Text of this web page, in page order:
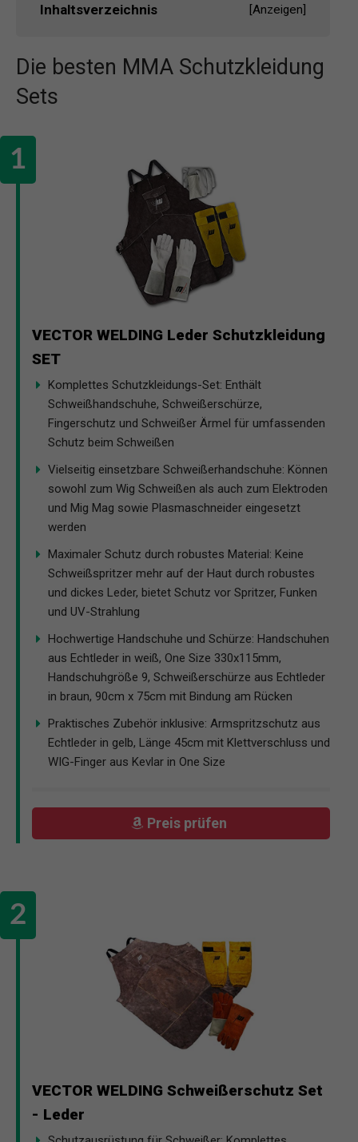
Inhaltsverzeichnis [Anzeigen]
Die besten MMA Schutzkleidung
Sets
VECTOR WELDING Leder Schutzkleidung
SET
Komplettes Schutzkleidungs-Set: Enthält
Schweißhandschuhe, Schweißerschürze,
Fingerschutz und Schweißer Ärmel für umfassenden
Schutz beim Schweißen
Vielseitig einsetzbare Schweißerhandschuhe: Können
sowohl zum Wig Schweißen als auch zum Elektroden
und Mig Mag sowie Plasmaschneider eingesetzt
werden
Maximaler Schutz durch robustes Material: Keine
Schweißspritzer mehr auf der Haut durch robustes
und dickes Leder, bietet Schutz vor Spritzer, Funken
und UV-Strahlung
Hochwertige Handschuhe und Schürze: Handschuhen
aus Echtleder in weiß, One Size 330x115mm,
Handschuhgröße 9, Schweißerschürze aus Echtleder
in braun, 90cm x 75cm mit Bindung am Rücken
Praktisches Zubehör inklusive: Armspritzschutz aus
Echtleder in gelb, Länge 45cm mit Klettverschluss und
WIG-Finger aus Kevlar in One Size
Preis prüfen
VECTOR WELDING Schweißerschutz Set
- Leder